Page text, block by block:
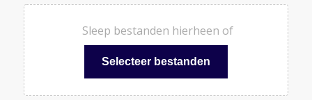
Sleep bestanden hierheen of
Selecteer bestanden